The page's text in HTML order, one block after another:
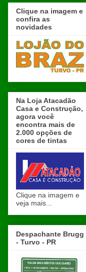
Clique na imagem e
confira as
novidades
Na Loja Atacadão
Casa e Construção,
agora você
encontra mais de
2.000 opções de
cores de tintas
Clique na imagem e
veja mais...
Despachante Brugg
- Turvo - PR